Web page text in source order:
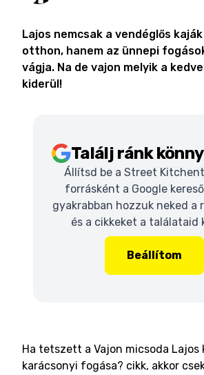
Lajos nemcsak a vendéglős
otthon, hanem az ünnepi
vágja. Na de vajon melyik a
kiderül!
Találj ránk
Állítsd be a Street
forrásként a Google
gyakrabban hozzuk neked a
és a cikkeket a találataid
Beállítom
Ha tetszett a Vajon micsoda Lajos
karácsonyi fogása? cikk, akkor